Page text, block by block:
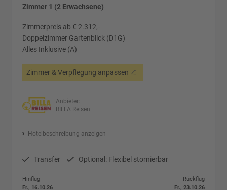
Zimmer 1 (2 Erwachsene)
Zimmerpreis ab € 2.312,-
Doppelzimmer Gartenblick (D1G)
Alles Inklusive (A)
Zimmer & Verpflegung anpassen
Anbieter:
BILLA Reisen
Hotelbeschreibung anzeigen
Transfer Optional: Flexibel stornierbar
Hinflug
Fr., 16.10.26
Rückflug
Fr., 23.10.26